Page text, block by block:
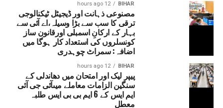
BIHAR
12 hours ago
مصنوعی ذہانت اور ڈیجیٹل ٹیکنالوجی
ترقی کا سب سے بڑا وسیلہ،اے آئی سے
بہار کے ارکانِ اسمبلی اورقانون ساز
کونسلروں کی استعداد کار ہوگا میں
اضافہ: سمراٹ چوہدری
BIHAR
12 hours ago
پیپر لیک اور امتحان میں دھاندلی کے
سنگین الزامات معاملے میںآئی جی آئی
ایم ایس کے 6 ایم بی بی ایس طلبہ
معطل